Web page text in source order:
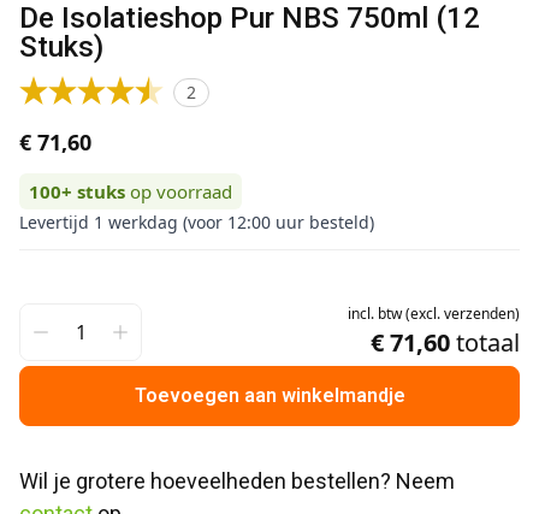
De Isolatieshop Pur NBS 750ml (12
Stuks)
2
€ 71,60
100+ stuks op voorraad
Levertijd 1 werkdag (voor 12:00 uur besteld)
incl. btw(excl.verzenden)
€ 71,60totaal
Toevoegen aan winkelmandje